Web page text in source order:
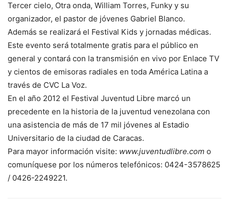
Tercer cielo, Otra onda, William Torres, Funky y su
organizador, el pastor de jóvenes Gabriel Blanco.
Además se realizará el Festival Kids y jornadas médicas.
Este evento será totalmente gratis para el público en
general y contará con la transmisión en vivo por Enlace TV
y cientos de emisoras radiales en toda América Latina a
través de CVC La Voz.
En el año 2012 el Festival Juventud Libre marcó un
precedente en la historia de la juventud venezolana con
una asistencia de más de 17 mil jóvenes al Estadio
Universitario de la ciudad de Caracas.
Para mayor información visite: www.juventudlibre.com o
comuníquese por los números telefónicos: 0424-3578625
/ 0426-2249221.